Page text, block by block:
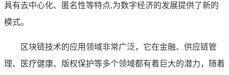
具有去中心化、匿名性等特点,为数字经济的发展提供了新的
模式。
区块链技术的应用领域非常广泛，它在金融、供应链管
理、医疗健康、版权保护等多个领域都有着巨大的潜力，随着